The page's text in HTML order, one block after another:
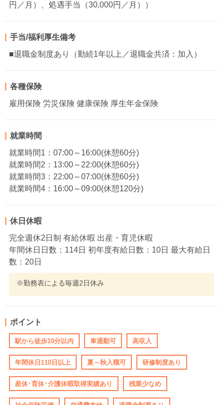
円／月）、処遇手当（30,000円／月））
手当/福利厚生備考
■退職金制度あり（勤続1年以上／退職金共済：加入）
各種保険
雇用保険 労災保険 健康保険 厚生年金保険
就業時間
就業時間1：07:00～16:00(休憩60分)
就業時間2：13:00～22:00(休憩60分)
就業時間3：22:00～07:00(休憩60分)
就業時間4：16:00～09:00(休憩120分)
休日休暇
完全週休2日制 有給休暇 出産・育児休暇
年間休日日数：114日 初年度有給日数：10日 最大有給日
数：20日
※勤務表による毎週2日休み
ポイント
駅から徒歩10分以内 車通勤可 高収入
年間休日110日以上 夏～秋入職可 研修制度あり
産休･育休･介護休暇取得実績あり 残業少なめ